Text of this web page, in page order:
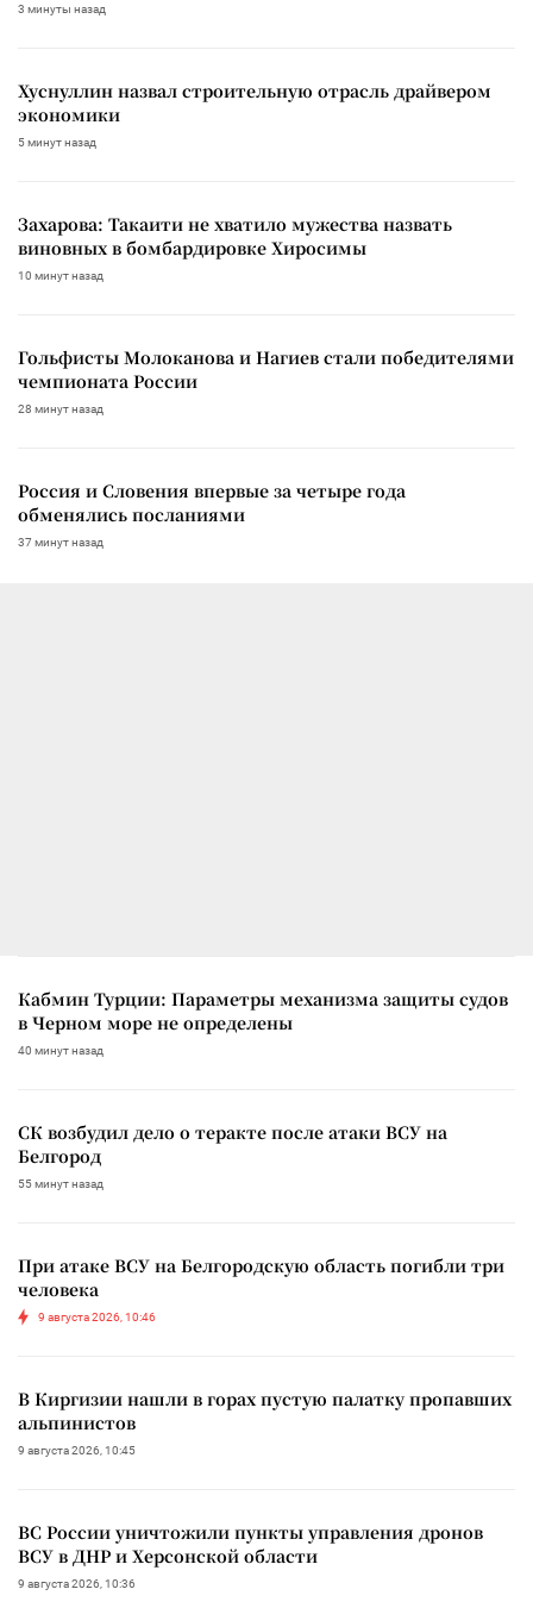
3 минуты назад
Хуснуллин назвал строительную отрасль драйвером
экономики
5 минут назад
Захарова: Такаити не хватило мужества назвать
виновных в бомбардировке Хиросимы
10 минут назад
Гольфисты Молоканова и Нагиев стали победителями
чемпионата России
28 минут назад
Россия и Словения впервые за четыре года
обменялись посланиями
37 минут назад
Кабмин Турции: Параметры механизма защиты судов
в Черном море не определены
40 минут назад
СК возбудил дело о теракте после атаки ВСУ на
Белгород
55 минут назад
При атаке ВСУ на Белгородскую область погибли три
человека
9 августа 2026, 10:46
В Киргизии нашли в горах пустую палатку пропавших
альпинистов
9 августа 2026, 10:45
ВС России уничтожили пункты управления дронов
ВСУ в ДНР и Херсонской области
9 августа 2026, 10:36